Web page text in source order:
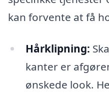
kan forvente at få
Hårklipning:
kanter er
ønskede look.